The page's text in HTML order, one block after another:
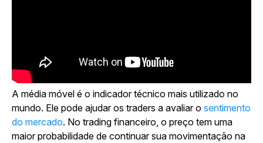
A média móvel é o indicador técnico mais utilizado no
mundo. Ele pode ajudar os traders a avaliar o sentimento
do mercado. No trading financeiro, o preço tem uma
maior probabilidade de continuar sua movimentação na